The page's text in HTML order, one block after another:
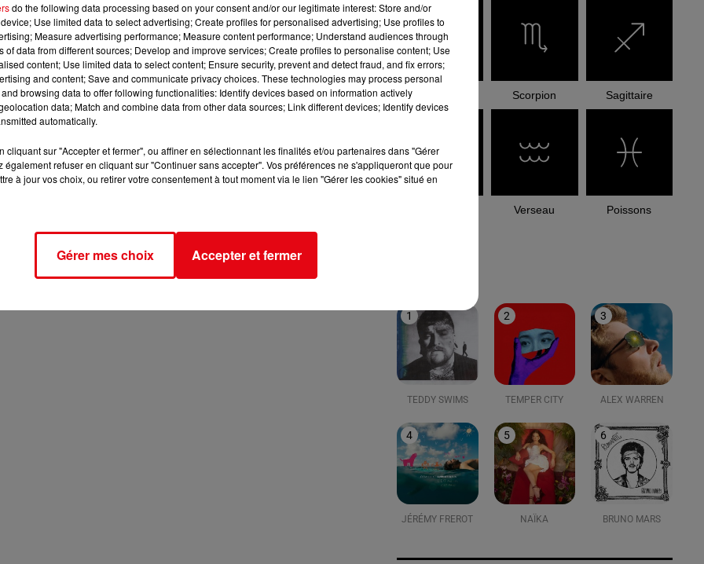
Scorpion Sagittaire
Verseau Poissons
1
TEDDY SWIMS
2
TEMPER CITY
3
ALEX WARREN
4
JÉRÉMY FREROT
5
NAÏKA
6
BRUNO MARS
do the following data processing based on your consent and/or our legitimate interest: Store and/or
Use limited data to select advertising; Create profiles for personalised advertising; Use profiles to
Measure advertising performance; Measure content performance; Understand audiences through
of data from different sources; Develop and improve services; Create profiles to personalise content; Use
content; Use limited data to select content; Ensure security, prevent and detect fraud, and fix errors;
and content; Save and communicate privacy choices. These technologies may process personal
browsing data to offer following functionalities: Identify devices based on information actively
data; Match and combine data from other data sources; Link different devices; Identify devices
automatically.
cliquant sur "Accepter et fermer", ou affiner en sélectionnant les finalités et/ou partenaires dans "Gérer
également refuser en cliquant sur "Continuer sans accepter". Vos préférences ne s'appliqueront que pour
à jour vos choix, ou retirer votre consentement à tout moment via le lien "Gérer les cookies" situé en
Gérer mes choix Accepter et fermer